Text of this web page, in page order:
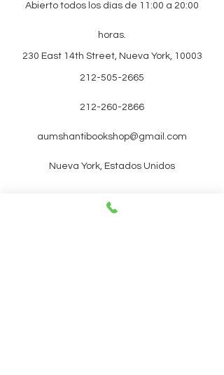
Abierto todos los días de 11:00 a 20:00
horas.
230 East 14th Street, Nueva York, 10003
212-505-2665
212-260-2866
aumshantibookshop@gmail.com
Nueva York, Estados Unidos